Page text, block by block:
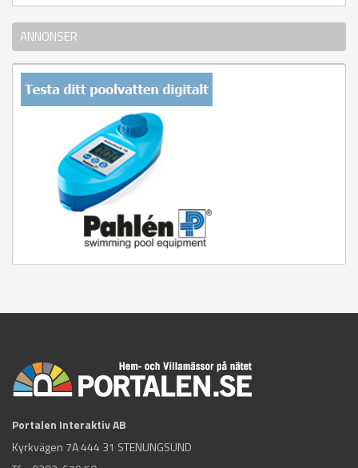
ANNONSER
Portalen Interaktiv AB
Kyrkvägen 7A 444 31 STENUNGSUND